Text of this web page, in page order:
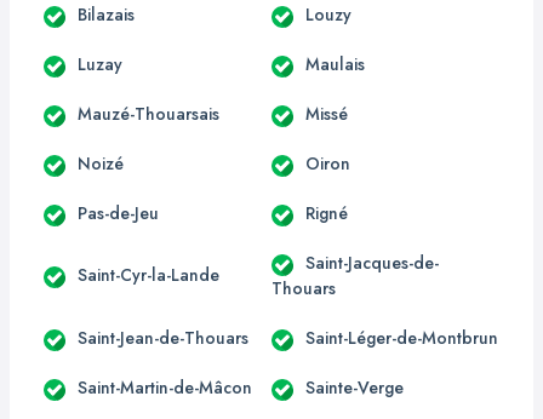
Bilazais Louzy
Luzay Maulais
Mauzé-Thouarsais Missé
Noizé Oiron
Pas-de-Jeu Rigné
Saint-Cyr-la-Lande
Saint-Jacques-de-
Thouars
Saint-Jean-de-Thouars Saint-Léger-de-Montbrun
Saint-Martin-de-Mâcon Sainte-Verge